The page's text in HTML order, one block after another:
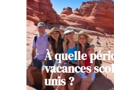
À quelle
vacances
unis ?